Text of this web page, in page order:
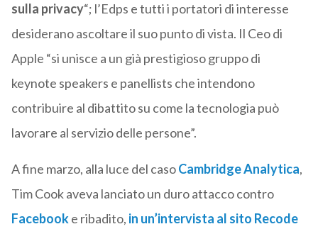
sulla privacy“; l’Edps e tutti i portatori di interesse
desiderano ascoltare il suo punto di vista. Il Ceo di
Apple “si unisce a un già prestigioso gruppo di
keynote speakers e panellists che intendono
contribuire al dibattito su come la tecnologia può
lavorare al servizio delle persone”.
A fine marzo, alla luce del casoCambridge Analytica,
Tim Cook aveva lanciato un duro attacco contro
Facebooke ribadito, in un’intervista al sito Recode